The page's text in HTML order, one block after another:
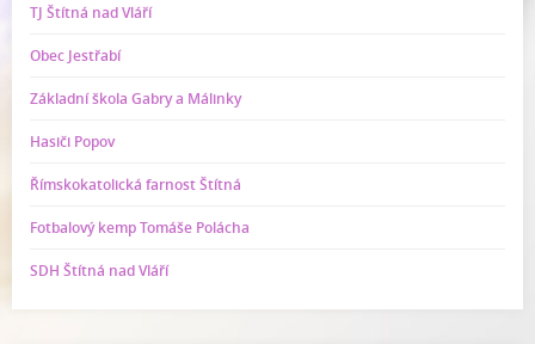
TJ Štítná nad Vláří
Obec Jestřabí
Základní škola Gabry a Málinky
Hasiči Popov
Římskokatolická farnost Štítná
Fotbalový kemp Tomáše Polácha
SDH Štítná nad Vláří